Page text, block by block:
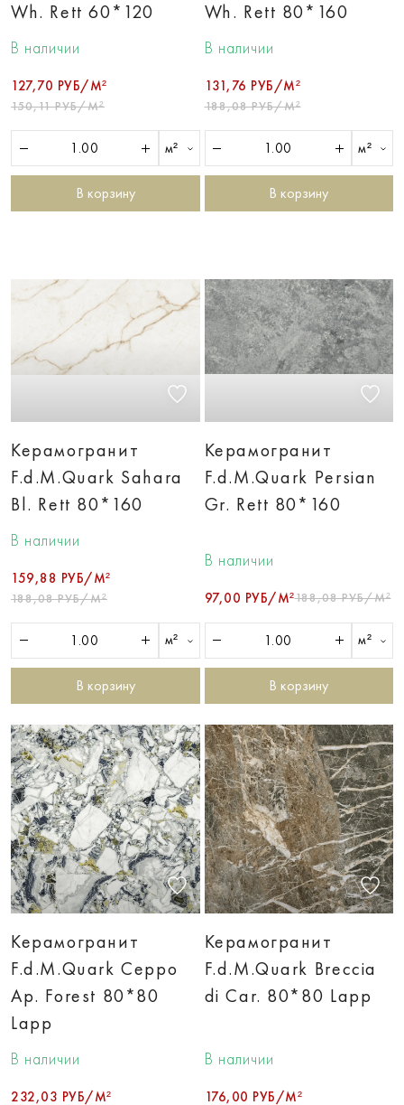
Wh. Rett 60*120
В наличии
127,70 РУБ/М²
150,11 РУБ/М²
м²
В корзину
Wh. Rett 80*160
В наличии
131,76 РУБ/М²
188,08 РУБ/М²
м²
В корзину
Керамогранит
F.d.M.Quark Sahara
Bl. Rett 80*160
В наличии
159,88 РУБ/М²
188,08 РУБ/М²
м²
В корзину
Керамогранит
F.d.M.Quark Persian
Gr. Rett 80*160
В наличии
97,00 РУБ/М²188,08 РУБ/М²
м²
В корзину
Керамогранит
F.d.M.Quark Ceppo
Ap. Forest 80*80
Lapp
В наличии
232,03 РУБ/М²
Керамогранит
F.d.M.Quark Breccia
di Car. 80*80 Lapp
В наличии
176,00 РУБ/М²